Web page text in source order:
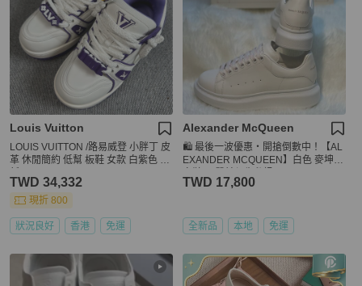
Louis Vuitton
LOUIS VUITTON /路易威登 小胖丁 皮
革 休閒簡約 低幫 板鞋 女款 白紫色 95
TWD 34,332
現折 800
狀況良好 香港 免運
Alexander McQueen
🛍️ 最後一波優惠・開搶倒數中！【AL
EXANDER MCQUEEN】白色 麥坤小
TWD 17,800
全新品 本地 免運